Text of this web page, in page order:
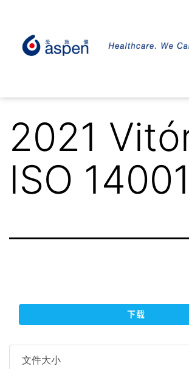
2021
ISO 14001
下载
文件大小